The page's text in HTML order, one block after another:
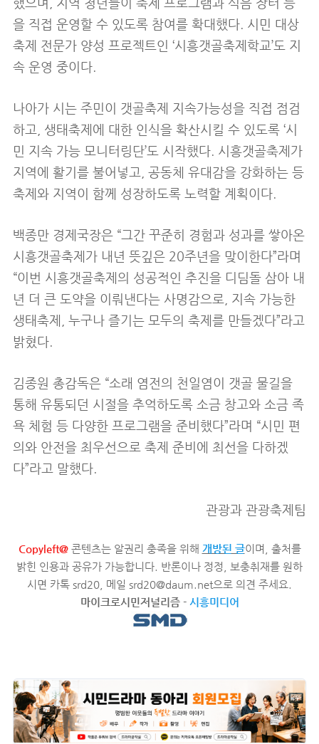
했으며, 지역 청년들이 축제 프로그램과 식음 장터 등
을 직접 운영할 수 있도록 참여를 확대했다. 시민 대상
축제 전문가 양성 프로젝트인 ‘시흥갯골축제학교’도 지
속 운영 중이다.
나아가 시는 주민이 갯골축제 지속가능성을 직접 점검
하고, 생태축제에 대한 인식을 확산시킬 수 있도록 ‘시
민 지속 가능 모니터링단’도 시작했다. 시흥갯골축제가
지역에 활기를 불어넣고, 공동체 유대감을 강화하는 등
축제와 지역이 함께 성장하도록 노력할 계획이다.
백종만 경제국장은 “그간 꾸준히 경험과 성과를 쌓아온
시흥갯골축제가 내년 뜻깊은 20주년을 맞이한다”라며
“이번 시흥갯골축제의 성공적인 추진을 디딤돌 삼아 내
년 더 큰 도약을 이뤄낸다는 사명감으로, 지속 가능한
생태축제, 누구나 즐기는 모두의 축제를 만들겠다”라고
밝혔다.
김종원 총감독은 “소래 염전의 천일염이 갯골 물길을
통해 유통되던 시절을 추억하도록 소금 창고와 소금 족
욕 체험 등 다양한 프로그램을 준비했다”라며 “시민 편
의와 안전을 최우선으로 축제 준비에 최선을 다하겠
다”라고 말했다.
관광과 관광축제팀
Copyleft@콘텐츠는 알권리 충족을 위해 개방된 글이며, 출처를
밝힌 인용과 공유가 가능합니다. 반론이나 정정, 보충취재를 원하
시면 카톡 srd20, 메일 srd20@daum.net으로 의견 주세요.
마이크로시민저널리즘- 시흥미디어